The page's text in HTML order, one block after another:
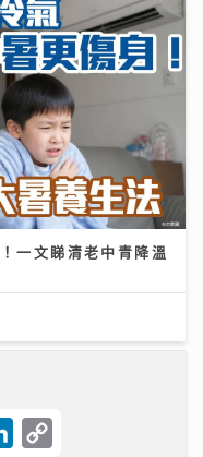
一文睇清老中青降溫
L